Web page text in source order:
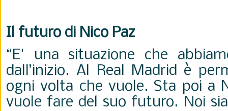
Il futuro di Nico Paz
“E' una situazione che
dall’inizio. Al Real Madrid è
ogni volta che vuole. Sta poi a
vuole fare del suo futuro. Noi